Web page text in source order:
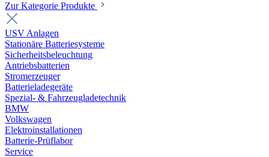
Zur Kategorie Produkte
USV Anlagen
Stationäre Batteriesysteme
Sicherheitsbeleuchtung
Antriebsbatterien
Stromerzeuger
Batterieladegeräte
Spezial- & Fahrzeugladetechnik
BMW
Volkswagen
Elektroinstallationen
Batterie-Prüflabor
Service